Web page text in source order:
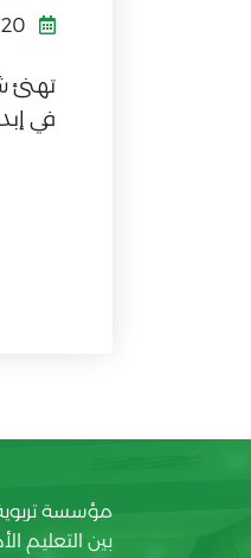
تهنئ
في إبداع 2022، برعاية من سمو نائب أمير
مؤسسة
بين التعليم